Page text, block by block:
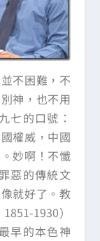
不困難，不
神，也不用
七的口號：
權威，中國
妙啊！不懺
惡的傳統文
就好了。教
1930）
早的本色神